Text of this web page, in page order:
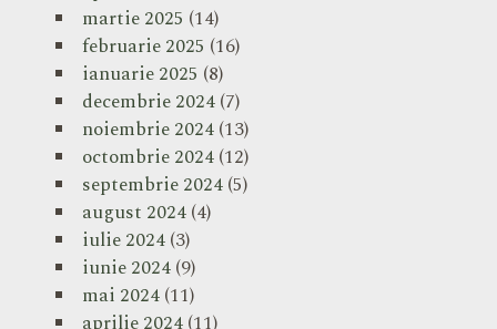
martie 2025 (14)
februarie 2025 (16)
ianuarie 2025 (8)
decembrie 2024(7)
noiembrie 2024(13)
octombrie 2024(12)
septembrie 2024(5)
august 2024(4)
iulie 2024(3)
iunie 2024(9)
mai 2024(11)